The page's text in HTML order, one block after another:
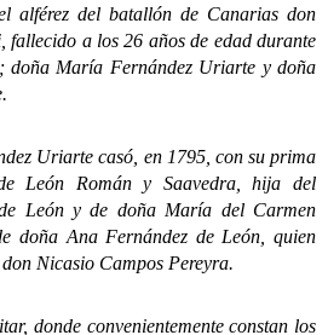
alférez del batallón de Canarias don
fallecido a los 26 años de edad durante
doña María Fernández Uriarte y doña
Uriarte casó, en 1795, con su prima
León Román y Saavedra, hija del
León y de doña María del Carmen
doña Ana Fernández de León, quien
Nicasio Campos Pereyra.
convenientemente constan los